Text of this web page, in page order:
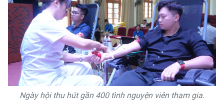
Ngày hội thu hút gần 400 tình nguyện viên tham gia.